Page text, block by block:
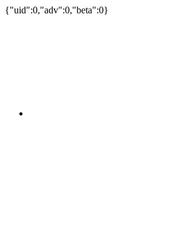
{"uid":0,"adv":0,"beta":0}